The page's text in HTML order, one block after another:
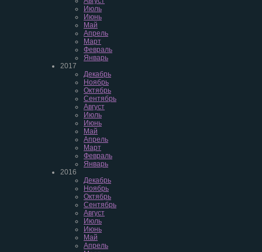
Июль
Июнь
Май
Апрель
Март
Февраль
Январь
2017
Декабрь
Ноябрь
Октябрь
Сентябрь
Август
Июль
Июнь
Май
Апрель
Март
Февраль
Январь
2016
Декабрь
Ноябрь
Октябрь
Сентябрь
Август
Июль
Июнь
Май
Апрель